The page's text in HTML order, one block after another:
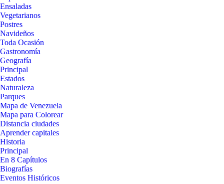
Ensaladas
Vegetarianos
Postres
Navideños
Toda Ocasión
Gastronomía
Geografía
Principal
Estados
Naturaleza
Parques
Mapa de Venezuela
Mapa para Colorear
Distancia ciudades
Aprender capitales
Historia
Principal
En 8 Capítulos
Biografías
Eventos Históricos